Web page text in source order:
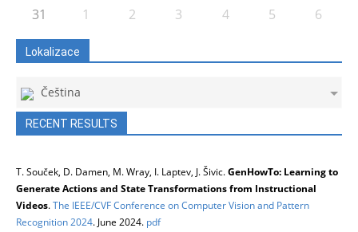
31 1 2 3 4 5 6
Lokalizace
Čeština
RECENT RESULTS
T. Souček, D. Damen, M. Wray, I. Laptev, J. Šivic.GenHowTo: Learning to
Generate Actions and State Transformations from Instructional
Videos.The IEEE/CVF Conference on Computer Vision and Pattern
Recognition 2024. June 2024. pdf